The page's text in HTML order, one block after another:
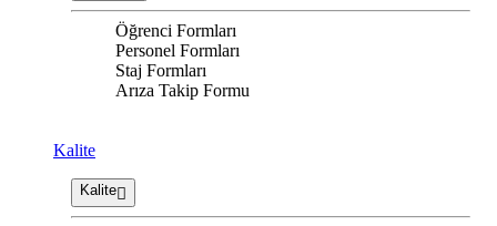
Öğrenci Formları
Personel Formları
Staj Formları
Arıza Takip Formu
Kalite
Kalite